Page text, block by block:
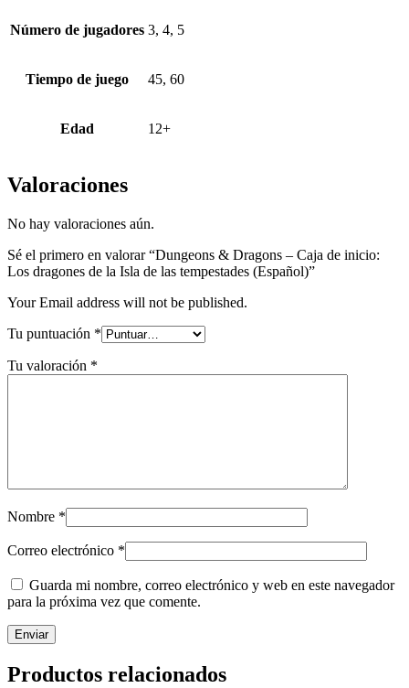
Número de jugadores 3, 4, 5
Tiempo de juego 45, 60
Edad 12+
Valoraciones
No hay valoraciones aún.
Sé el primero en valorar “Dungeons & Dragons – Caja de inicio:
Los dragones de la Isla de las tempestades (Español)”
Your Email address will not be published.
Tu puntuación *
Tu valoración *
Nombre *
Correo electrónico *
Guarda mi nombre, correo electrónico y web en este navegador
para la próxima vez que comente.
Productos relacionados